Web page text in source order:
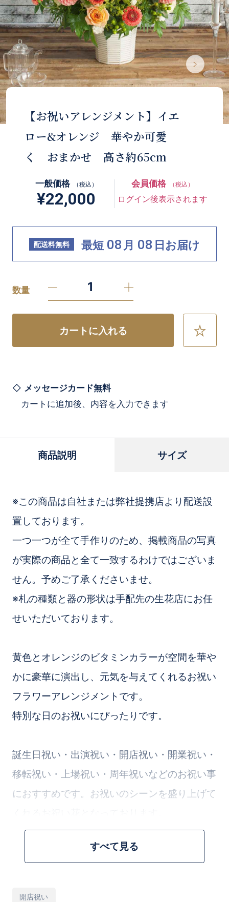
【お祝いアレンジメント】イエ
ロー&オレンジ 華やか可愛
く おまかせ 高さ約65cm
一般価格 （税込）
¥22,000
会員価格 （税込）
ログイン後表示されます
配送料無料 最短 08 月 08 日お届け
数量
カートに入れる
お
メッセージカード無料
カートに追加後、内容を入力できます
商品説明 サイズ
すべて見る
※この商品は自社または弊社提携店より配送設
置しております。
一つ一つが全て手作りのため、掲載商品の写真
が実際の商品と全て一致するわけではございま
せん。予めご了承くださいませ。
※札の種類と器の形状は手配先の生花店にお任
せいただいております。
黄色とオレンジのビタミンカラーが空間を華や
かに豪華に演出し、元気を与えてくれるお祝い
フラワーアレンジメントです。
特別な日のお祝いにぴったりです。
誕生日祝い・出演祝い・開店祝い・開業祝い・
移転祝い・上場祝い・周年祝いなどのお祝い事
におすすめです。お祝いのシーンを盛り上げて
お花のプロが花材１本からこだわって、１つず
大切な方への贈り物に最適です。
開店祝い